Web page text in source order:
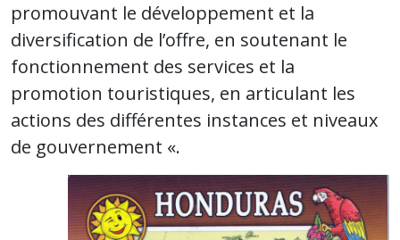
promouvant le développement et la
diversification de l’offre, en soutenant le
fonctionnement des services et la
promotion touristiques, en articulant les
actions des différentes instances et niveaux
de gouvernement «.